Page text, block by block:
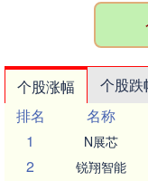
个股涨幅 个股跌
排名
名称
1
N展芯
2 锐翔智能